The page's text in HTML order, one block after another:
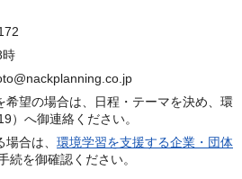
時
希望の場合は、日程・テーマを決め、環
）へ御連絡ください。
合は、 環境学習を支援する企業・団体
続を御確認ください。